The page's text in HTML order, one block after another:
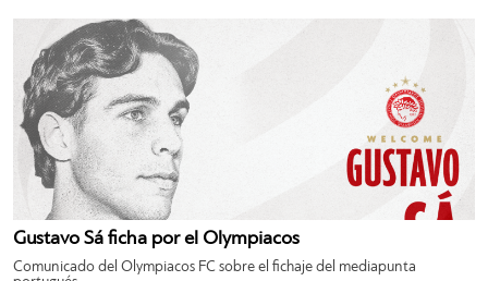
Gustavo Sá ficha por el Olympiacos
Comunicado del Olympiacos FC sobre el fichaje del mediapunta